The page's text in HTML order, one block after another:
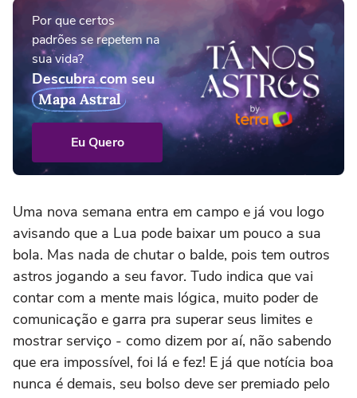
Por que certos
padrões se repetem na
sua vida?
Descubra com seu
Mapa Astral
Eu Quero
Uma nova semana entra em campo e já vou logo
avisando que a Lua pode baixar um pouco a sua
bola. Mas nada de chutar o balde, pois tem outros
astros jogando a seu favor. Tudo indica que vai
contar com a mente mais lógica, muito poder de
comunicação e garra pra superar seus limites e
mostrar serviço - como dizem por aí, não sabendo
que era impossível, foi lá e fez! E já que notícia boa
nunca é demais, seu bolso deve ser premiado pelo